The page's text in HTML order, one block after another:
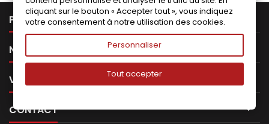
PRODUITS
NOTRE SOCIÉTÉ
VOTRE COMPTE
CONTACT 
cliquant sur le bouton « Accepter tout », vous indiquez
votre consentement à notre utilisation des cookies.
Personnaliser
Tout accepter